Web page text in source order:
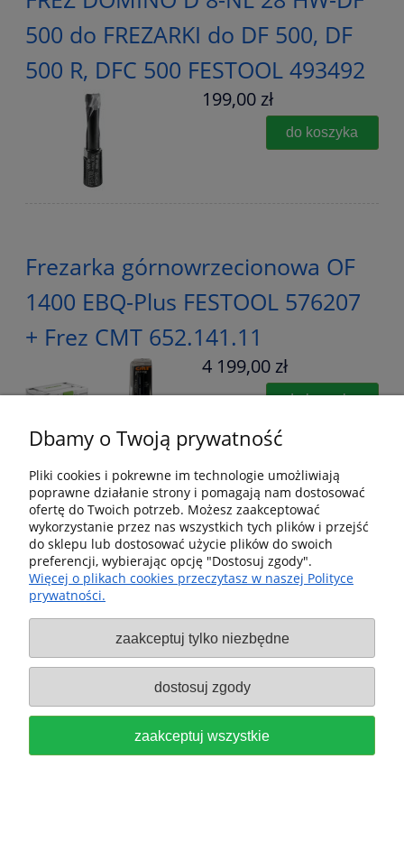
500 do FREZARKI do DF 500, DF
500 R, DFC 500 FESTOOL 493492
199,00 zł
do koszyka
Frezarka górnowrzecionowa OF
1400 EBQ-Plus FESTOOL 576207
+ Frez CMT 652.141.11
4 199,00 zł
do koszyka
FESTOOL Sanie frezerskie MFS-FS
do MFS 400 i MFS 700 nr 495648
1 199,00 zł
do koszyka
Dbamy o Twoją prywatność
Pliki cookies i pokrewne im technologie umożliwiają
poprawne działanie strony i pomagają nam dostosować
ofertę do Twoich potrzeb. Możesz zaakceptować
wykorzystanie przez nas wszystkich tych plików i przejść
do sklepu lub dostosować użycie plików do swoich
preferencji, wybierając opcję "Dostosuj zgody".
Więcej o plikach cookies przeczytasz w naszej Polityce
prywatności.
zaakceptuj tylko niezbędne
dostosuj zgody
zaakceptuj wszystkie